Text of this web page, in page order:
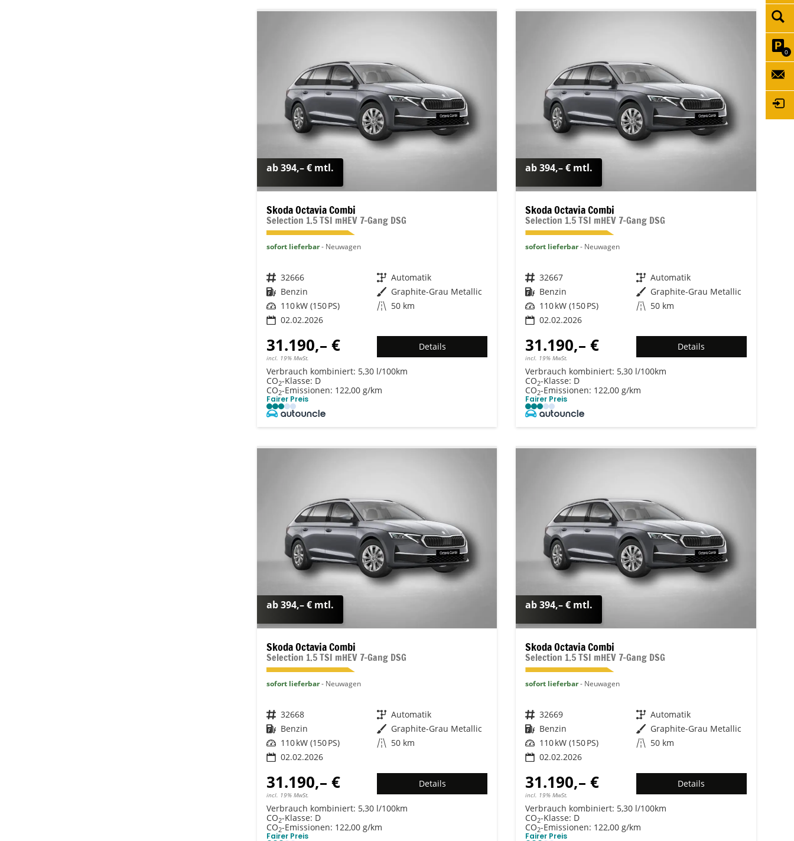
0
ab 394,– € mtl.
Skoda Octavia Combi
Selection 1.5 TSI mHEV 7-Gang DSG
sofort lieferbar Neuwagen
Fahrzeugnr. 32666 Getriebe Automatik
Kraftstoff Benzin Außenfarbe Graphite-Grau Metallic
Leistung 110 kW (150 PS) Kilometerstand 50 km
02.02.2026
31.190,– €
incl. 19% MwSt.
Details
Verbrauch kombiniert: 5,30 l/100km
CO2-Klasse: D
CO2-Emissionen: 122,00 g/km
Fairer Preis
ab 394,– € mtl.
Skoda Octavia Combi
Selection 1.5 TSI mHEV 7-Gang DSG
sofort lieferbar Neuwagen
Fahrzeugnr. 32667 Getriebe Automatik
Kraftstoff Benzin Außenfarbe Graphite-Grau Metallic
Leistung 110 kW (150 PS) Kilometerstand 50 km
02.02.2026
31.190,– €
incl. 19% MwSt.
Details
Verbrauch kombiniert: 5,30 l/100km
CO2-Klasse: D
CO2-Emissionen: 122,00 g/km
Fairer Preis
ab 394,– € mtl.
Skoda Octavia Combi
Selection 1.5 TSI mHEV 7-Gang DSG
sofort lieferbar Neuwagen
Fahrzeugnr. 32668 Getriebe Automatik
Kraftstoff Benzin Außenfarbe Graphite-Grau Metallic
Leistung 110 kW (150 PS) Kilometerstand 50 km
02.02.2026
31.190,– €
incl. 19% MwSt.
Details
Verbrauch kombiniert: 5,30 l/100km
CO2-Klasse: D
CO2-Emissionen: 122,00 g/km
Fairer Preis
ab 394,– € mtl.
Skoda Octavia Combi
Selection 1.5 TSI mHEV 7-Gang DSG
sofort lieferbar Neuwagen
Fahrzeugnr. 32669 Getriebe Automatik
Kraftstoff Benzin Außenfarbe Graphite-Grau Metallic
Leistung 110 kW (150 PS) Kilometerstand 50 km
02.02.2026
31.190,– €
incl. 19% MwSt.
Details
Verbrauch kombiniert: 5,30 l/100km
CO2-Klasse: D
CO2-Emissionen: 122,00 g/km
Fairer Preis